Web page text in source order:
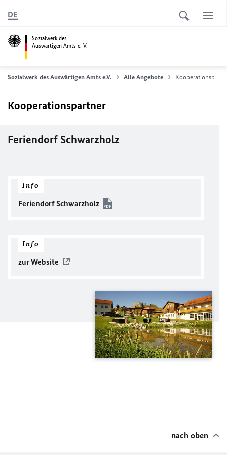
Sozialwerk des
Auswärtigen Amts e. V.
DE
Sozialwerk des Auswärtigen Amts e.V. Alle Angebote
Kooperationspartner
Feriendorf Schwarzholz
Info
Feriendorf Schwarzholz
Info
zur Website
nach oben